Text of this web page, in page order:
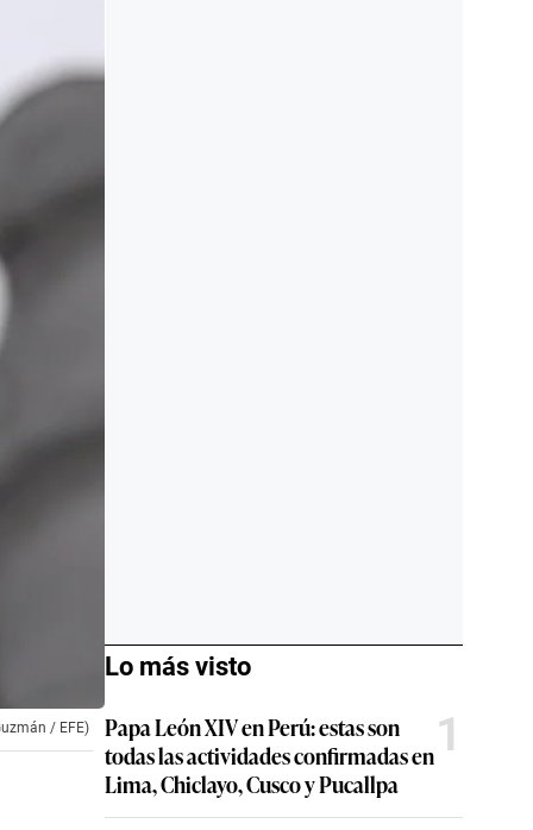
/ EFE)
Lo más visto
Papa León XIV en Perú: estas son
todas las actividades confirmadas en
Lima, Chiclayo, Cusco y Pucallpa
1